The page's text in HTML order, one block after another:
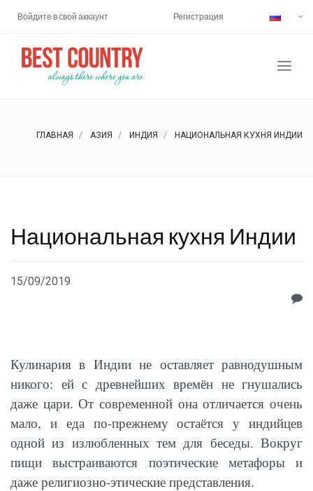
Войдите в свой аккаунт Регистрация
ГЛАВНАЯ АЗИЯ ИНДИЯ НАЦИОНАЛЬНАЯ КУХНЯ ИНДИИ
Национальная кухня Индии
15/09/2019
Кулинария в Индии не оставляет равнодушным
никого: ей с древнейших времён не гнушались
даже цари. От современной она отличается очень
мало, и еда по-прежнему остаётся у индийцев
одной из излюбленных тем для беседы. Вокруг
пищи выстраиваются поэтические метафоры и
даже религиозно-этические представления.